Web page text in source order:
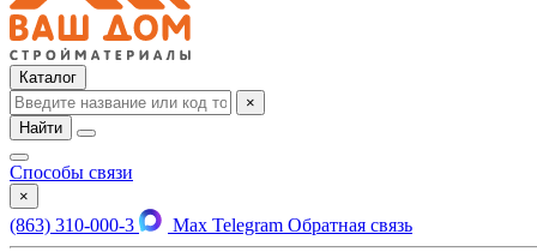
Каталог
×
Найти
Способы связи
×
(863) 310-000-3 Max Telegram Обратная связь